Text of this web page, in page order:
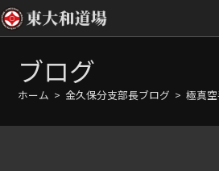
ツ
ブログ
ホーム > 金久保分支部長ブログ > 極真